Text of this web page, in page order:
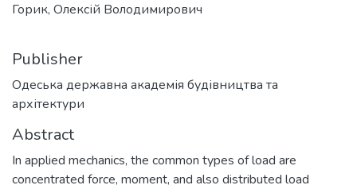
Горик, Олексій Володимирович
Publisher
Одеська державна академія будівництва та
архітектури
Abstract
In applied mechanics, the common types of load are
concentrated force, moment, and also distributed load